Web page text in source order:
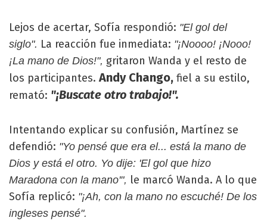
Lejos de acertar, Sofía respondió: "El gol del
siglo". La reacción fue inmediata: "¡Noooo! ¡Nooo!
¡La mano de Dios!", gritaron Wanda y el resto de
los participantes.Andy Chango, fiel a su estilo,
remató: "¡Buscate otro trabajo!".
Intentando explicar su confusión, Martínez se
defendió: "Yo pensé que era el... está la mano de
Dios y está el otro. Yo dije: 'El gol que hizo
Maradona con la mano'", le marcó Wanda. A lo que
Sofía replicó: "¡Ah, con la mano no escuché! De los
ingleses pensé".